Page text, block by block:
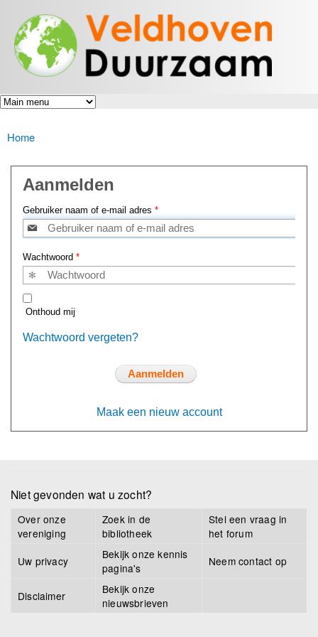
en naar
de inhoud
gaan
Veldhoven
Duurzaam
Energiek
naar de
toekomst
U bent hier
Home
Aanmelden
Gebruiker naam of e-mail adres *
Wachtwoord *
Onthoud mij
Wachtwoord vergeten?
Maak een nieuw account
Niet gevonden wat u zocht?
Over onze
vereniging
Zoek in de
bibliotheek
Stel een vraag in
het forum
Uw privacy
Bekijk onze kennis
pagina's
Neem contact op
Disclaimer
Bekijk onze
nieuwsbrieven